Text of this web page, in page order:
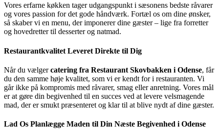
Vores erfarne køkken tager udgangspunkt i sæsonens bedste råvarer
og vores passion for det gode håndværk. Fortæl os om dine ønsker,
så skaber vi en menu, der imponerer dine gæster – lige fra forretter
og hovedretter til desserter og natmad.
Restaurantkvalitet Leveret Direkte til Dig
Når du vælgercatering fra Restaurant Skovbakken i Odense, får
du den samme høje kvalitet, som vi er kendt for i restauranten. Vi
går ikke på kompromis med råvarer, smag eller anretning. Vores mål
er at gøre din begivenhed til en succes ved at levere velsmagende
mad, der er smukt præsenteret og klar til at blive nydt af dine gæster.
Lad Os Planlægge Maden til Din Næste Begivenhed i Odense